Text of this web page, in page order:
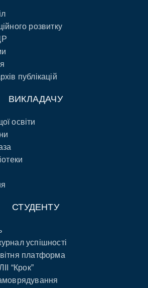
розвитку
публікацій
ВИКЛАДАЧУ
освіти
СТУДЕНТУ
успішності
платформа
“Крок”